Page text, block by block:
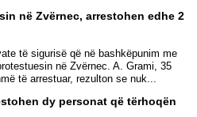
në Zvërnec, arrestohen edhe 2
të sigurisë që në bashkëpunim me
në Zvërnec. A. Grami, 35
të arrestuar, rezulton se nuk...
dy personat që tërhoqën